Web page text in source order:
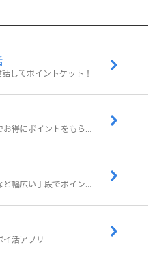
してポイントゲット！
歩いてポイ活！日常生活でお得にポイントをもらおう
歩いたりアンケート回答など幅広い手段でポイントをゲット
活アプリ